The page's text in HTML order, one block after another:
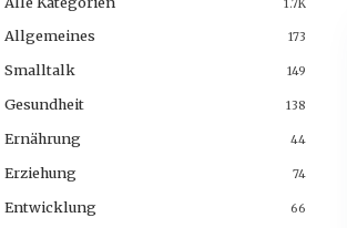
1.7K
173
Allgemeines
149
Smalltalk
138
Gesundheit
44
Ernährung
74
Erziehung
66
Entwicklung